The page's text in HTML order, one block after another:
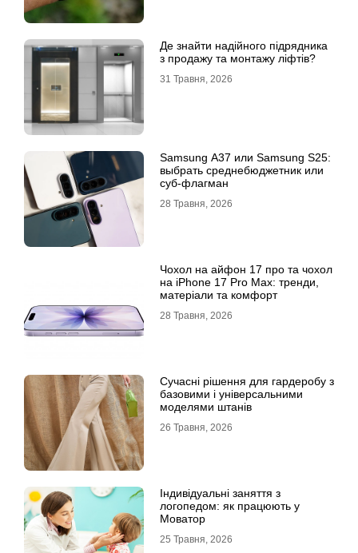
Де знайти надійного підрядника
з продажу та монтажу ліфтів?
31 Травня, 2026
Samsung A37 или Samsung S25:
выбрать среднебюджетник или
суб-флагман
28 Травня, 2026
Чохол на айфон 17 про та чохол
на iPhone 17 Pro Max: тренди,
матеріали та комфорт
28 Травня, 2026
Сучасні рішення для гардеробу з
базовими і універсальними
моделями штанів
26 Травня, 2026
Індивідуальні заняття з
логопедом: як працюють у
Моватор
25 Травня, 2026